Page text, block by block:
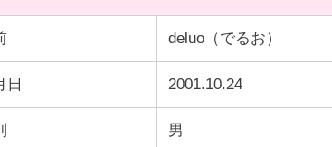
deluo（でるお）
日 2001.10.24
男